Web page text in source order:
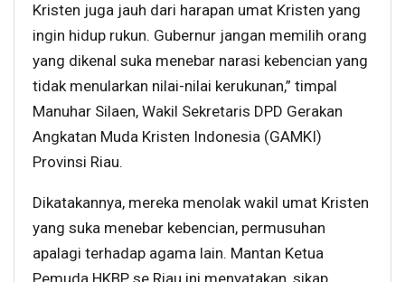
Kristen juga jauh dari harapan umat Kristen yang
ingin hidup rukun. Gubernur jangan memilih orang
yang dikenal suka menebar narasi kebencian yang
tidak menularkan nilai-nilai kerukunan,” timpal
Manuhar Silaen, Wakil Sekretaris DPD Gerakan
Angkatan Muda Kristen Indonesia (GAMKI)
Provinsi Riau.
Dikatakannya, mereka menolak wakil umat Kristen
yang suka menebar kebencian, permusuhan
apalagi terhadap agama lain. Mantan Ketua